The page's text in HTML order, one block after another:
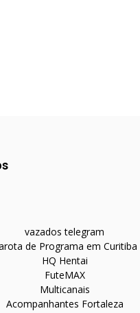
vazados telegram
de Programa em Curitiba
HQ Hentai
FuteMAX
Multicanais
Acompanhantes Fortaleza